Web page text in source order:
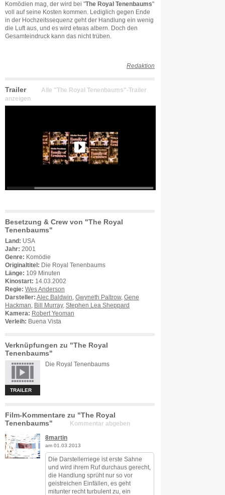
Komödien mag, der wird bei "The Royal Tenenbaums"
voll auf seine Kosten kommen. Lediglich gegen Ende
in der Hochzeitssequenz geht der Handlung ein wenig
die Luft aus, und es wird etwas albern. Doch den
Gesamteindruck kann das nicht trüben.
Redaktion
Trailer
Alle "The Royal Tenenbaums"-Trailer
anzeigen
Besetzung & Crew von "The Royal
Tenenbaums"
Land: USA
Jahr: 2001
Genre: Komödie
Originaltitel: Die Royal Tenenbaums
Länge: 109 Minuten
Kinostart: 14.03.2002
Regie: Wes Anderson
Darsteller: Alec Baldwin Gwyneth Paltrow, Gene
Hackman
Bill Murray, Stephen Lea Sheppard
Kamera: Robert Yeoman
Verleih: Buena Vista
Verknüpfungen zu "The Royal
Tenenbaums"
TRAILER
Die Royal Tenenbaums
Film-Kommentare zu "The Royal
Tenenbaums"
Kommentar abgeben
8martin
am 01.03.2013
Die Darstellerriege ist erste Sahne
und wird ihrem Ruf durchaus gerecht,
die Handlung sprüht nur so vor
geistreichen Einfällen, es geht
mitunter recht turbulent zu, ein